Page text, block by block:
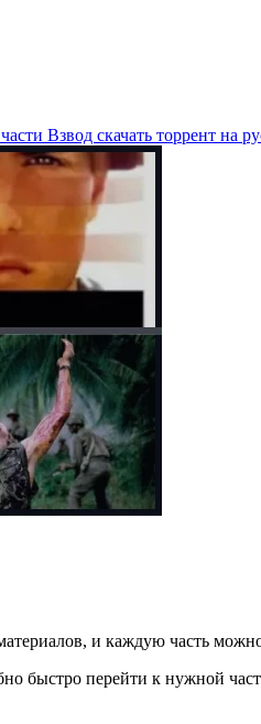
Взвод скачать торрент на
и каждую часть можно
быстро перейти к нужной